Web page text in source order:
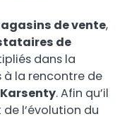
de vente,
de
dans la
à la rencontre de
. Afin qu’il
l’évolution du